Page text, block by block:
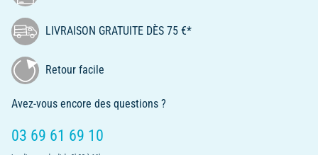
LIVRAISON GRATUITE DÈS 75 €*
Retour facile
Avez-vous encore des questions ?
03 69 61 69 10